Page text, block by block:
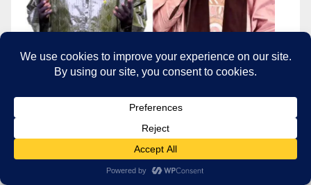
EMISSION RELIGIEUSE HUWA NABI